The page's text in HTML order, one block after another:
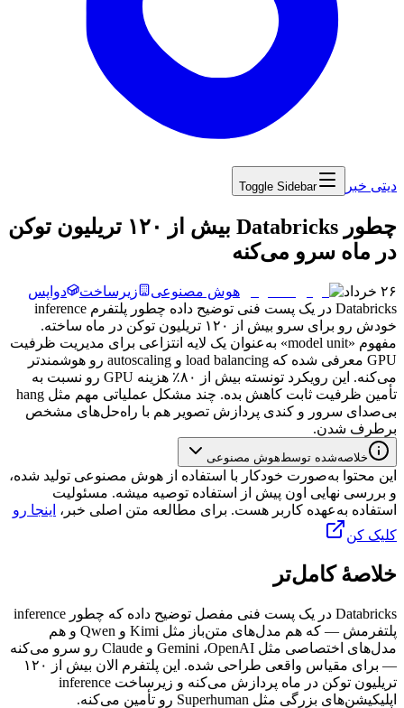
دیتی خبر Toggle Sidebar
‏چطور Databricks بیش از ۱۲۰ تریلیون توکن
در ماه سرو می‌کنه
۲۶ خرداد هوش مصنوعی زیرساخت
دواپس
Databricks در یک پست فنی توضیح داده چطور پلتفرم inference
خودش رو برای سرو بیش از ۱۲۰ تریلیون توکن در ماه ساخته.
مفهوم «
model unit
» به‌عنوان یک لایه انتزاعی برای مدیریت ظرفیت
GPU معرفی شده که load balancing و autoscaling رو هوشمندتر
می‌کنه. این رویکرد تونسته بیش از ۸۰٪ هزینه GPU رو نسبت به
تأمین ظرفیت ثابت کاهش بده. چند مشکل عملیاتی مهم مثل hang
بی‌صدای سرور و کندی پردازش تصویر هم با راه‌حل‌های مشخص
برطرف شدن.
خلاصه‌شده توسطهوش مصنوعی
این محتوا به‌صورت خودکار با استفاده از هوش مصنوعی تولید شده،
و بررسی نهایی اون پیش از استفاده توصیه میشه. مسئولیت
استفاده به‌عهده کاربر هست. برای مطالعه متن اصلی خبر، اینجا رو
کلیک کن
خلاصهٔ کامل‌تر
Databricks در یک پست فنی مفصل توضیح داده که چطور inference
پلتفرمش — که هم مدل‌های متن‌باز مثل Kimi و Qwen و هم
مدل‌های اختصاصی مثل OpenAI، Gemini و Claude رو سرو می‌کنه
— برای مقیاس واقعی طراحی شده. این پلتفرم الان بیش از
۱۲۰
تریلیون توکن در ماه پردازش می‌کنه و زیرساخت inference
اپلیکیشن‌های بزرگی مثل Superhuman رو تأمین می‌کنه.